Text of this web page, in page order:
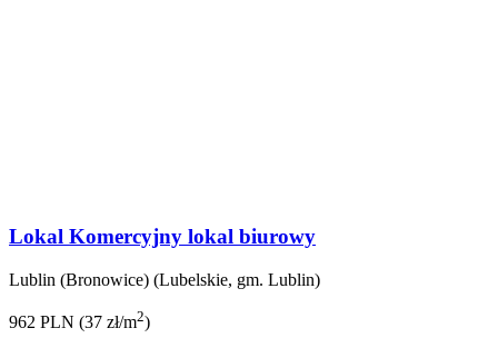
Lokal Komercyjny lokal biurowy
Lublin (Bronowice) (Lubelskie, gm. Lublin)
962 PLN (37 zł/m2)